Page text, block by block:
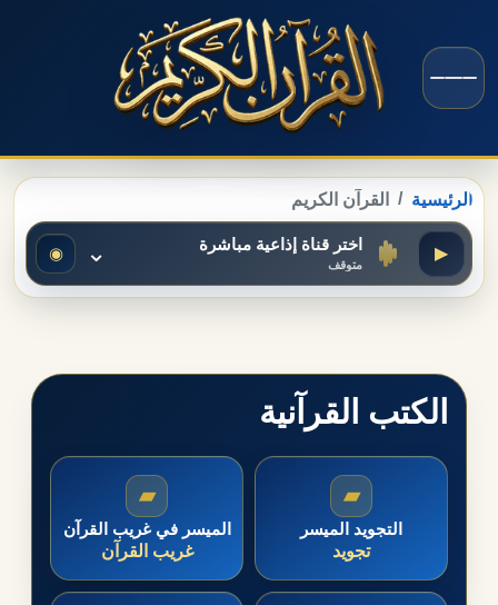
الرئيسية القرآن الكريم
▶ اختر قناة إذاعية مباشرة
متوقف ⌄
◉
الكتب القرآنية
▰
التجويد الميسر
تجويد
▰
الميسر في غريب القرآن
غريب القرآن